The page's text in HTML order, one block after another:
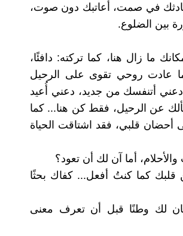
في صمت، أعاتبك دون صوت،
بين الضلوع.
ما زال هنا، كما تركته: دافئًا،
عادت روحي تقوى على الرحيل
دعني أتنفسك من جديد، دعني أُعيد
عن الرحيل، فقط كن هنا... كما
أحضان قلبي، فقد اشتاقت الحياة
أما آن لك أن تعود؟
قلبك كما كنتُ أفعل... كفاك بحثًا
لك وطنًا قبل أن تعرف معنى